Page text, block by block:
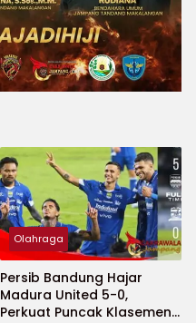
Olahraga
Persib Bandung Hajar
Madura United 5-0,
Perkuat Puncak Klasemen